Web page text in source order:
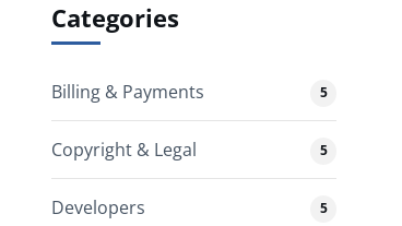
Categories
Billing & Payments 5
Copyright & Legal 5
Developers 5